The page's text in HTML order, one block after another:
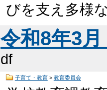
びを支え多様
令和8年3
df
子育て・教育> 教育委員会